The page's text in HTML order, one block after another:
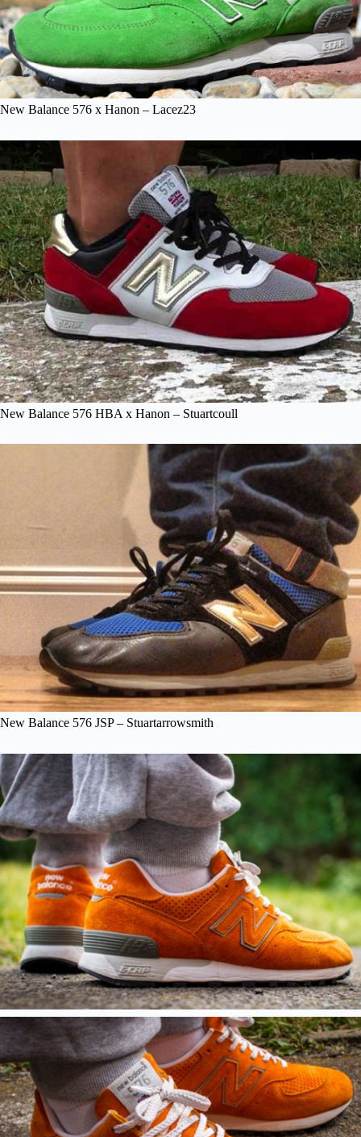
New Balance 576 x Hanon – Lacez23
New Balance 576 HBA x Hanon – Stuartcoull
New Balance 576 JSP – Stuartarrowsmith